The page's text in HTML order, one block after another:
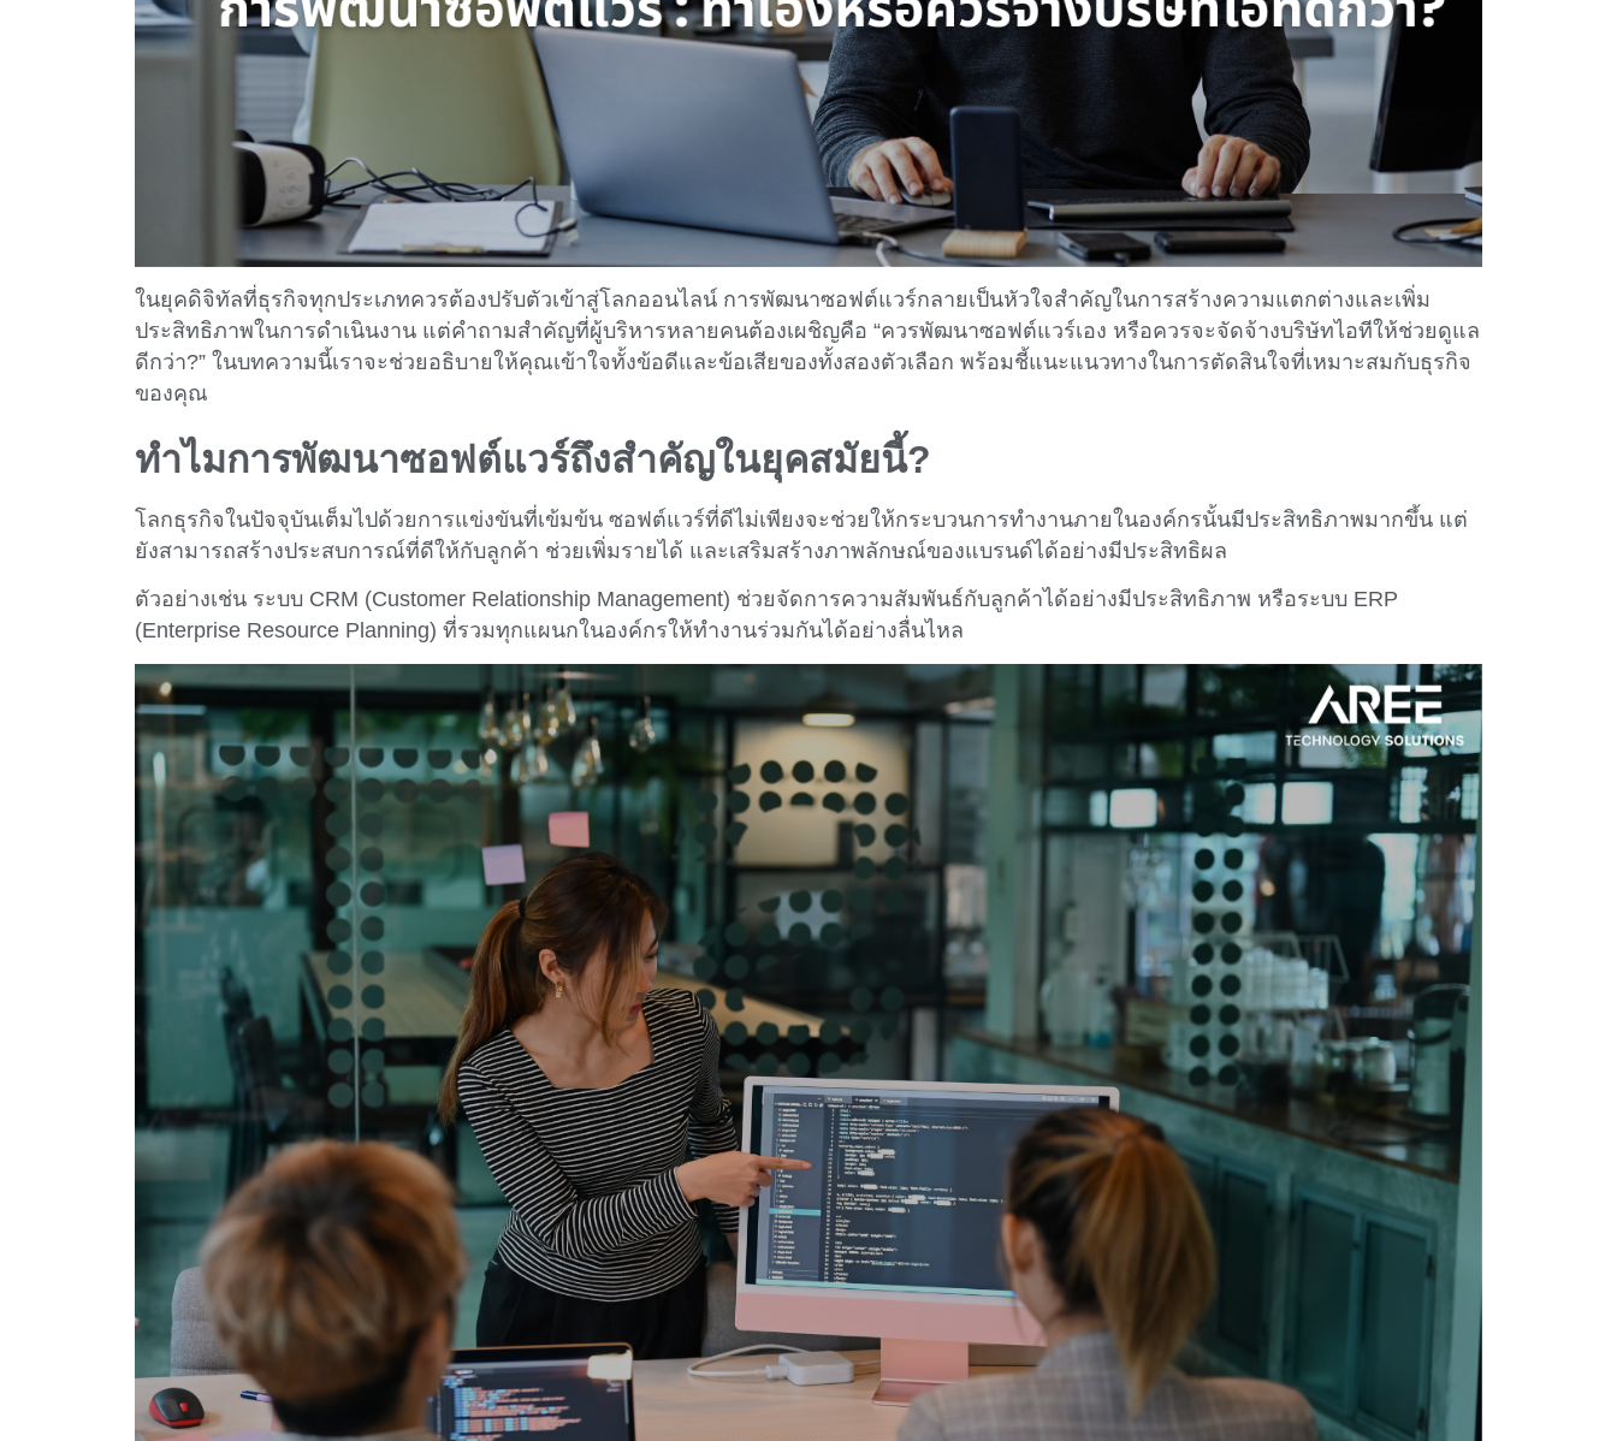
ในยุคดิจิทัลที่ธุรกิจทุกประเภทควรต้องปรับตัวเข้าสู่โลกออนไลน์ การพัฒนาซอฟต์แวร์กลายเป็นหัวใจสำคัญในการสร้างความแตกต่างและเพิ่ม
ประสิทธิภาพในการดำเนินงาน แต่คำถามสำคัญที่ผู้บริหารหลายคนต้องเผชิญคือ “ควรพัฒนาซอฟต์แวร์เอง หรือควรจะจัดจ้างบริษัทไอทีให้ช่วยดูแล
ดีกว่า?” ในบทความนี้เราจะช่วยอธิบายให้คุณเข้าใจทั้งข้อดีและข้อเสียของทั้งสองตัวเลือก พร้อมชี้แนะแนวทางในการตัดสินใจที่เหมาะสมกับธุรกิจ
ของคุณ
ทำไมการพัฒนาซอฟต์แวร์ถึงสำคัญในยุคสมัยนี้?
โลกธุรกิจในปัจจุบันเต็มไปด้วยการแข่งขันที่เข้มข้น ซอฟต์แวร์ที่ดีไม่เพียงจะช่วยให้กระบวนการทำงานภายในองค์กรนั้นมีประสิทธิภาพมากขึ้น แต่
ยังสามารถสร้างประสบการณ์ที่ดีให้กับลูกค้า ช่วยเพิ่มรายได้ และเสริมสร้างภาพลักษณ์ของแบรนด์ได้อย่างมีประสิทธิผล
ตัวอย่างเช่น ระบบ CRM (Customer Relationship Management) ช่วยจัดการความสัมพันธ์กับลูกค้าได้อย่างมีประสิทธิภาพ หรือระบบ ERP
(Enterprise Resource Planning) ที่รวมทุกแผนกในองค์กรให้ทำงานร่วมกันได้อย่างลื่นไหล